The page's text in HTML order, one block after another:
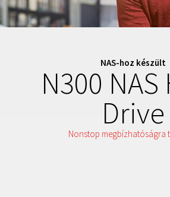
NAS-hoz készült
N300 NAS
Drive
Nonstop megbízhatóságra